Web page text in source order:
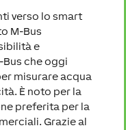
verso lo smart
M-Bus
e
che oggi
misurare acqua
È noto per la
preferita per la
Grazie al